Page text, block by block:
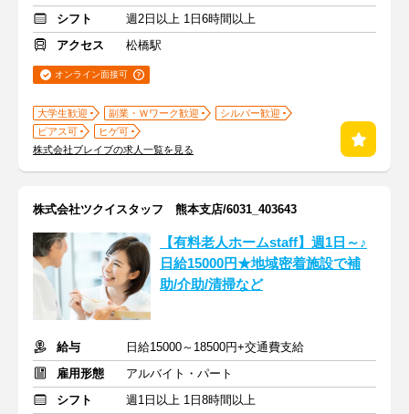
シフト
週2日以上 1日6時間以上
アクセス
松橋駅
オンライン面接可
大学生歓迎 副業・Ｗワーク歓迎
シルバー歓迎
ピアス可
ヒゲ可
株式会社ブレイブの求人一覧を見る
株式会社ツクイスタッフ 熊本支店/6031_403643
【有料老人ホームstaff】週1日～♪
日給15000円★地域密着施設で補
助/介助/清掃など
給与
日給15000～18500円+交通費支給
雇用形態
アルバイト・パート
シフト
週1日以上 1日8時間以上